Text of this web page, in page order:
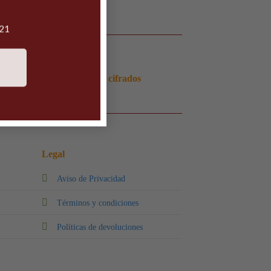
Pagos 100% seguros y cifrados
Legal
Aviso de Privacidad
Términos y condiciones
Políticas de devoluciones